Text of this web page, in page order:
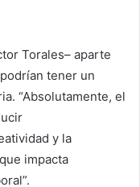
Torales– aparte
tener un
“Absolutamente, el
y la
impacta